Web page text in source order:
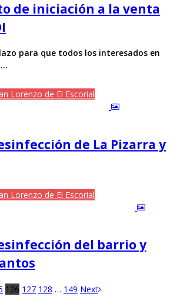
de iniciación a la venta
para que todos los interesados en
Lorenzo de El Escorial
de La Pizarra y
Lorenzo de El Escorial
del barrio y
126 127 128 … 149 Next